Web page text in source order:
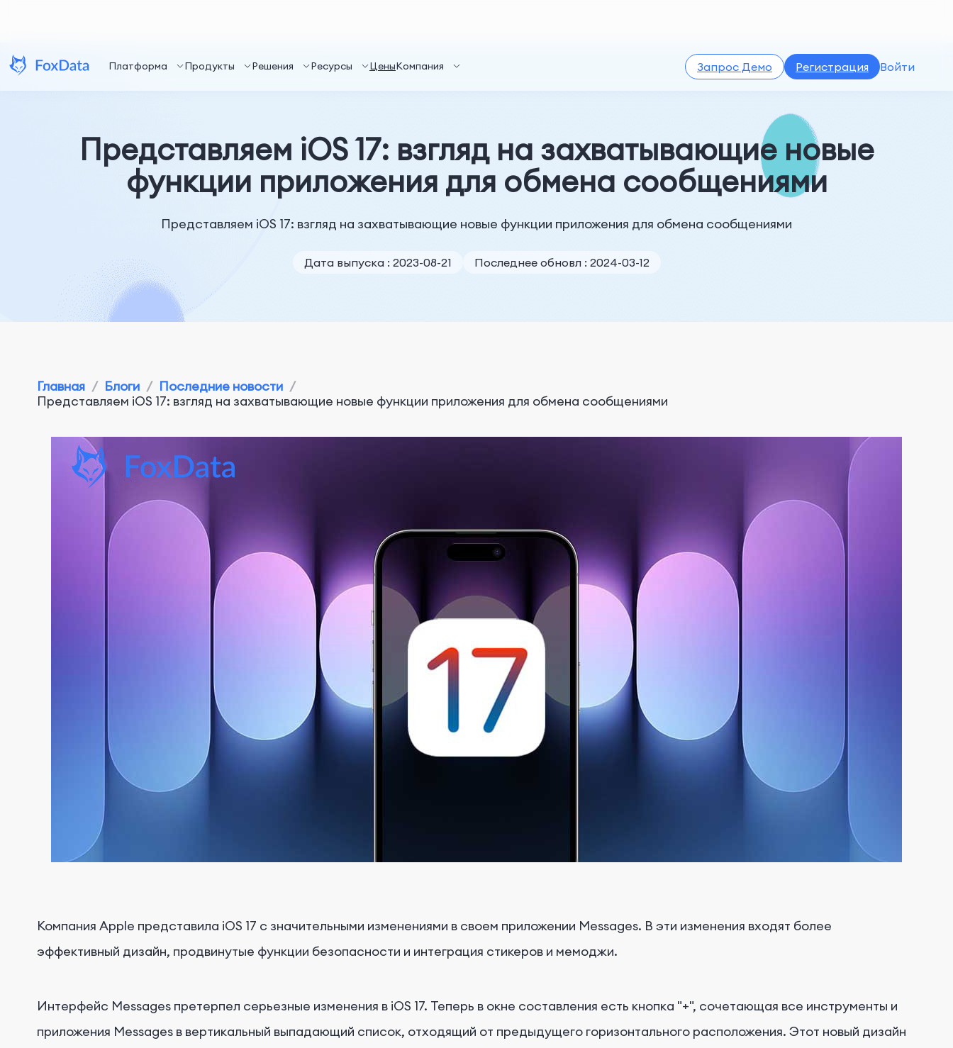
Платформа Продукты Решения Ресурсы ЦеныКомпания Запрос Демо Регистрация Войти
Представляем iOS 17: взгляд на захватывающие новые
функции приложения для обмена сообщениями
Представляем iOS 17: взгляд на захватывающие новые функции приложения для обмена сообщениями
Дата выпуска : 2023-08-21 Последнее обновл : 2024-03-12
Главная / Блоги / Последние новости /
Представляем iOS 17: взгляд на захватывающие новые функции приложения для обмена сообщениями
Компания Apple представила iOS 17 с значительными изменениями в своем приложении Messages. В эти изменения входят более
эффективный дизайн, продвинутые функции безопасности и интеграция стикеров и мемоджи.
Интерфейс Messages претерпел серьезные изменения в iOS 17. Теперь в окне составления есть кнопка "+", сочетающая все инструменты и
приложения Messages в вертикальный выпадающий список, отходящий от предыдущего горизонтального расположения. Этот новый дизайн